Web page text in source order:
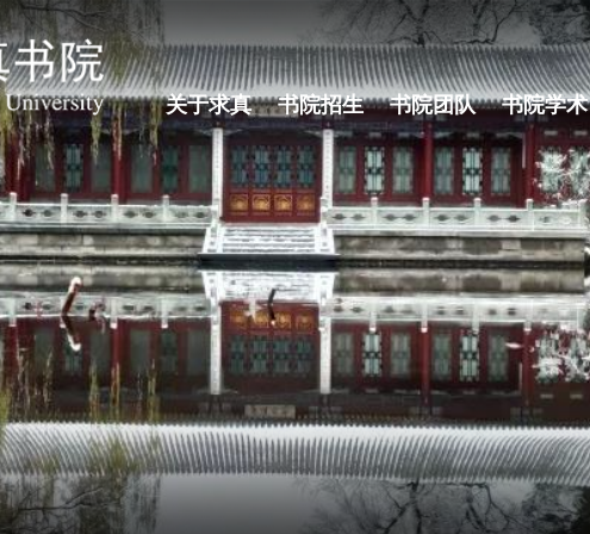
关于求真 书院招生 书院团队 书院学术